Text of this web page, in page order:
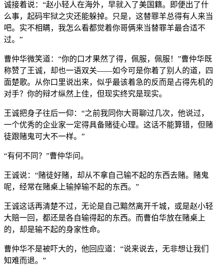
诚接着说：“赵小轻人在海外，早就入了美国籍。即便出了什
么事，起码牢狱之灾还能躲掉。只是，这替罪羊总得有人来当
吧。实不相瞒，我怎么看都觉着你哥俩来当替罪羊最合适不
过。”
曹仲华微笑道：“你的口才果然了得，佩服，佩服！”曹仲华既
称赞了王诚，却也一语双关——如今可是你着了别人的道，四
面楚歌。从你口里说出来，似乎最该着急的反而是占得先机的
对手？你的辩才纵然上佳，但现实终究是现实。
王诚把身子往后一仰：“之前我同你大哥聊过几次，他说过，
一个优秀的企业家一定得具备赌徒心理。这话不能算错，但赌
徒跟赌鬼可大不一样。”
“有何不同？”曹仲华问。
王诚说：“赌徒好赌，却从不拿自己输不起的东西去赌。赌鬼
呢，经常在赌桌上输掉输不起的东西。”
王诚这话再清楚不过，无论是自己黯然离开千城，或是赵小轻
大赔一回，都还是各自输得起的东西。而曹伯华放在赌桌上
的，却是输不起的身家性命。
曹仲华不是被吓大的，他回应道：“说来说去，无非想让我们
知难而退。”